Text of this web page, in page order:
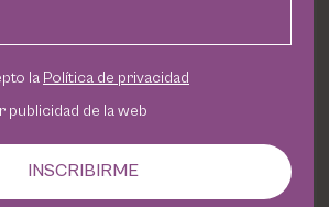
la piel
y collagen pro-47
la Política de privacidad
publicidad de la web
INSCRIBIRME